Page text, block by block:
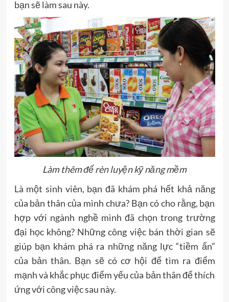
bạn sẽ làm sau này.
Làm thêm để rèn luyện kỹ năng mềm
Là một sinh viên, bạn đã khám phá hết khả năng
của bản thân của mình chưa? Bạn có cho rằng, bạn
hợp với ngành nghề mình đã chọn trong trường
đại học không? Những công việc bán thời gian sẽ
giúp bạn khám phá ra những năng lực “tiềm ẩn”
của bản thân. Bạn sẽ có cơ hội để tìm ra điểm
mạnh và khắc phục điểm yếu của bản thân để thích
ứng với công việc sau này.